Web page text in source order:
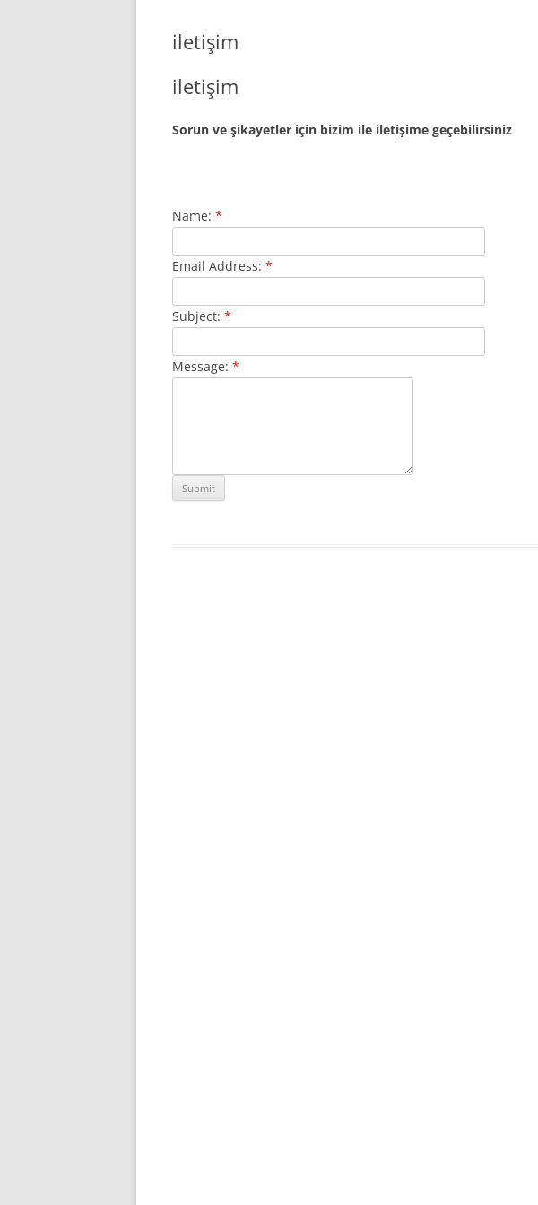
iletişim
iletişim
Sorun ve şikayetler için bizim ile iletişime geçebilirsiniz
Name: *
Email Address: *
Subject: *
Message: *